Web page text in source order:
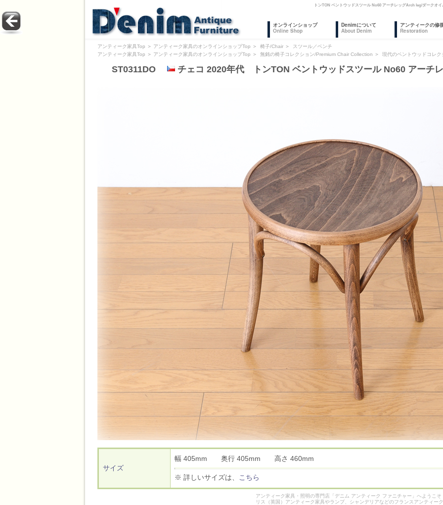
トンTON ベントウッドスツール No60 アーチレッグArch leg/ダーク
オンラインショップ
Online Shop
Denimについて
About Denim
アンティークの修
Restoration
アンティーク家具Top ＞ アンティーク家具のオンラインショップTop ＞ 椅子/Chair ＞
スツール／ベンチ
アンティーク家具Top ＞ アンティーク家具のオンラインショップTop ＞ 無銘の椅子コレクション/Premium Chair Collection ＞ 現代のベントウッドコレク
ST0311DO チェコ 2020年代 トンTON ベントウッドスツール No60 アーチ
サイズ
幅 405mm 奥行 405mm 高さ 460mm
※ 詳しいサイズは、 こちら
アンティーク家具・照明の専門店「デニム アンティーク ファニチャー」へようこ
リス（英国）アンティーク家具やランプ、シャンデリアなどのフランスアンティー